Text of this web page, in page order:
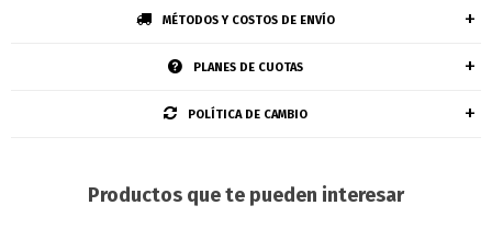
MÉTODOS Y COSTOS DE ENVÍO
PLANES DE CUOTAS
POLÍTICA DE CAMBIO
Productos que te pueden interesar